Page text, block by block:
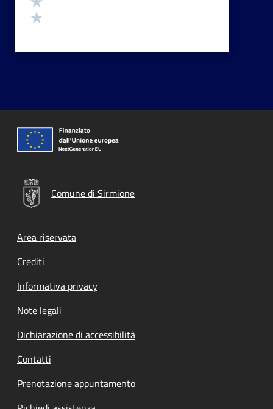
Comune di Sirmione
Footer menu
Area riservata
Crediti
Informativa privacy
Note legali
Dichiarazione di accessibilità
Contatti
Prenotazione appuntamento